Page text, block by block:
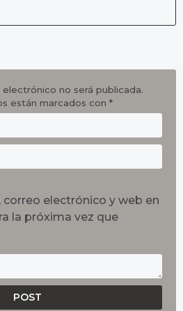
no será publicada.
están marcados con *
correo electrónico y web en
la próxima vez que